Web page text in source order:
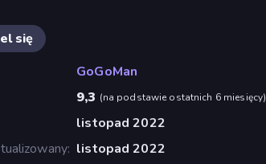
się
GoGoMan
9,3 (na podstawie ostatnich 6 miesięcy)
listopad 2022
listopad 2022